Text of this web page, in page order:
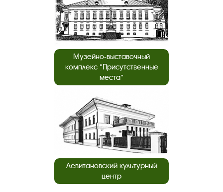
Музейно-выставочный
комплекс “Присутственные
места”
Левитановский культурный
центр